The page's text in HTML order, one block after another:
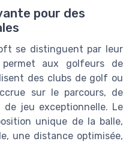
pour des
se distinguent par leur
aux golfeurs de
des clubs de golf ou
sur le parcours, de
de jeu exceptionnelle. Le
unique de la balle,
une distance optimisée,